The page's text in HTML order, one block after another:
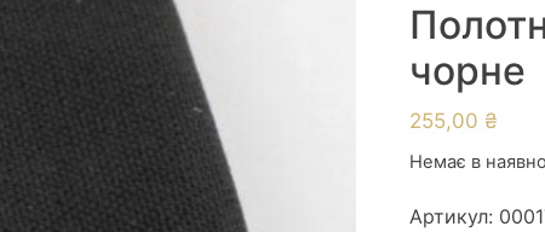
чорне
255,00 ₴
Немає в
Артикул: